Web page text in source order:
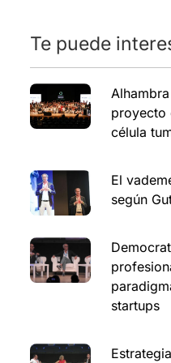
Te puede
proyecto
célula
El
según
startups